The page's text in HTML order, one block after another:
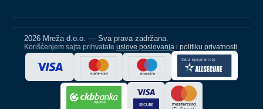
2026 Mreža d.o.o. — Sva prava zadržana.
Korišćenjem sajta prihvatate uslove poslovanja i politiku privatnosti.